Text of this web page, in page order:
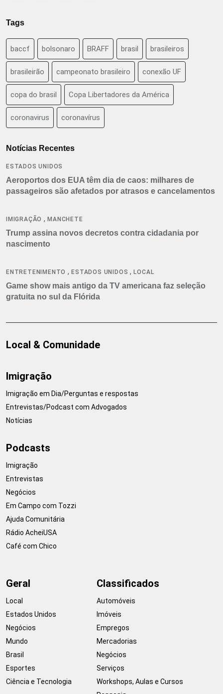
Tags
baccf bolsonaro BRAFF brasil brasileiros
brasileirão campeonato brasileiro conexão UF
copa do brasil Copa Libertadores da América
coronavirus coronavírus
Notícias Recentes
ESTADOS UNIDOS
Aeroportos dos EUA têm dia de caos: milhares de
passageiros são afetados por atrasos e cancelamentos
IMIGRAÇÃO ,MANCHETE
Trump assina novos decretos contra cidadania por
nascimento
ENTRETENIMENTO ,ESTADOS UNIDOS ,LOCAL
Game show mais antigo da TV americana faz seleção
gratuita no sul da Flórida
Local & Comunidade
Imigração
Imigração em Dia/Perguntas e respostas
Entrevistas/Podcast com Advogados
Notícias
Podcasts
Imigração
Entrevistas
Negócios
Em Campo com Tozzi
Ajuda Comunitária
Rádio AcheiUSA
Café com Chico
Geral
Local
Estados Unidos
Negócios
Mundo
Brasil
Esportes
Ciência e Tecnologia
Classificados
Automóveis
Imóveis
Empregos
Mercadorias
Negócios
Serviços
Workshops, Aulas e Cursos